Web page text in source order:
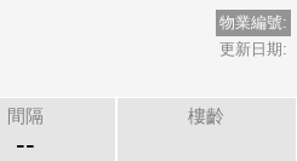
物業編號:
更新日期:
間隔
--
樓齡